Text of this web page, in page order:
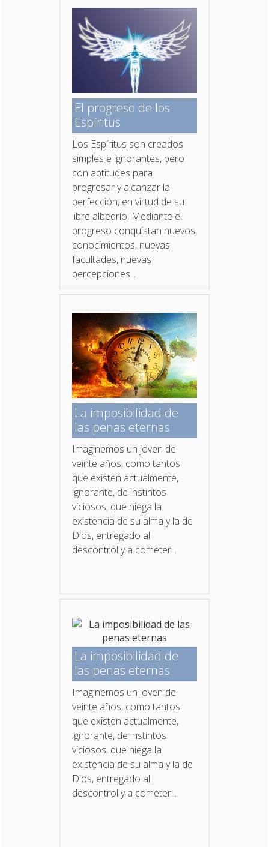
El progreso de los
Espíritus
Los Espíritus son creados
simples e ignorantes, pero
con aptitudes para
progresar y alcanzar la
perfección, en virtud de su
libre albedrío. Mediante el
progreso conquistan nuevos
conocimientos, nuevas
facultades, nuevas
percepciones...
La imposibilidad de
las penas eternas
Imaginemos un joven de
veinte años, como tantos
que existen actualmente,
ignorante, de instintos
viciosos, que niega la
existencia de su alma y la de
Dios, entregado al
descontrol y a cometer...
La imposibilidad de
las penas eternas
Imaginemos un joven de
veinte años, como tantos
que existen actualmente,
ignorante, de instintos
viciosos, que niega la
existencia de su alma y la de
Dios, entregado al
descontrol y a cometer...